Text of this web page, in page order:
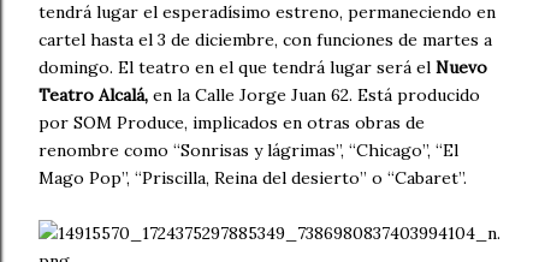
tendrá lugar el esperadísimo estreno, permaneciendo en
cartel hasta el 3 de diciembre, con funciones de martes a
domingo. El teatro en el que tendrá lugar será el Nuevo
Teatro Alcalá, en la Calle Jorge Juan 62. Está producido
por SOM Produce, implicados en otras obras de
renombre como “Sonrisas y lágrimas”, “Chicago”, “El
Mago Pop”, “Priscilla, Reina del desierto” o “Cabaret”.